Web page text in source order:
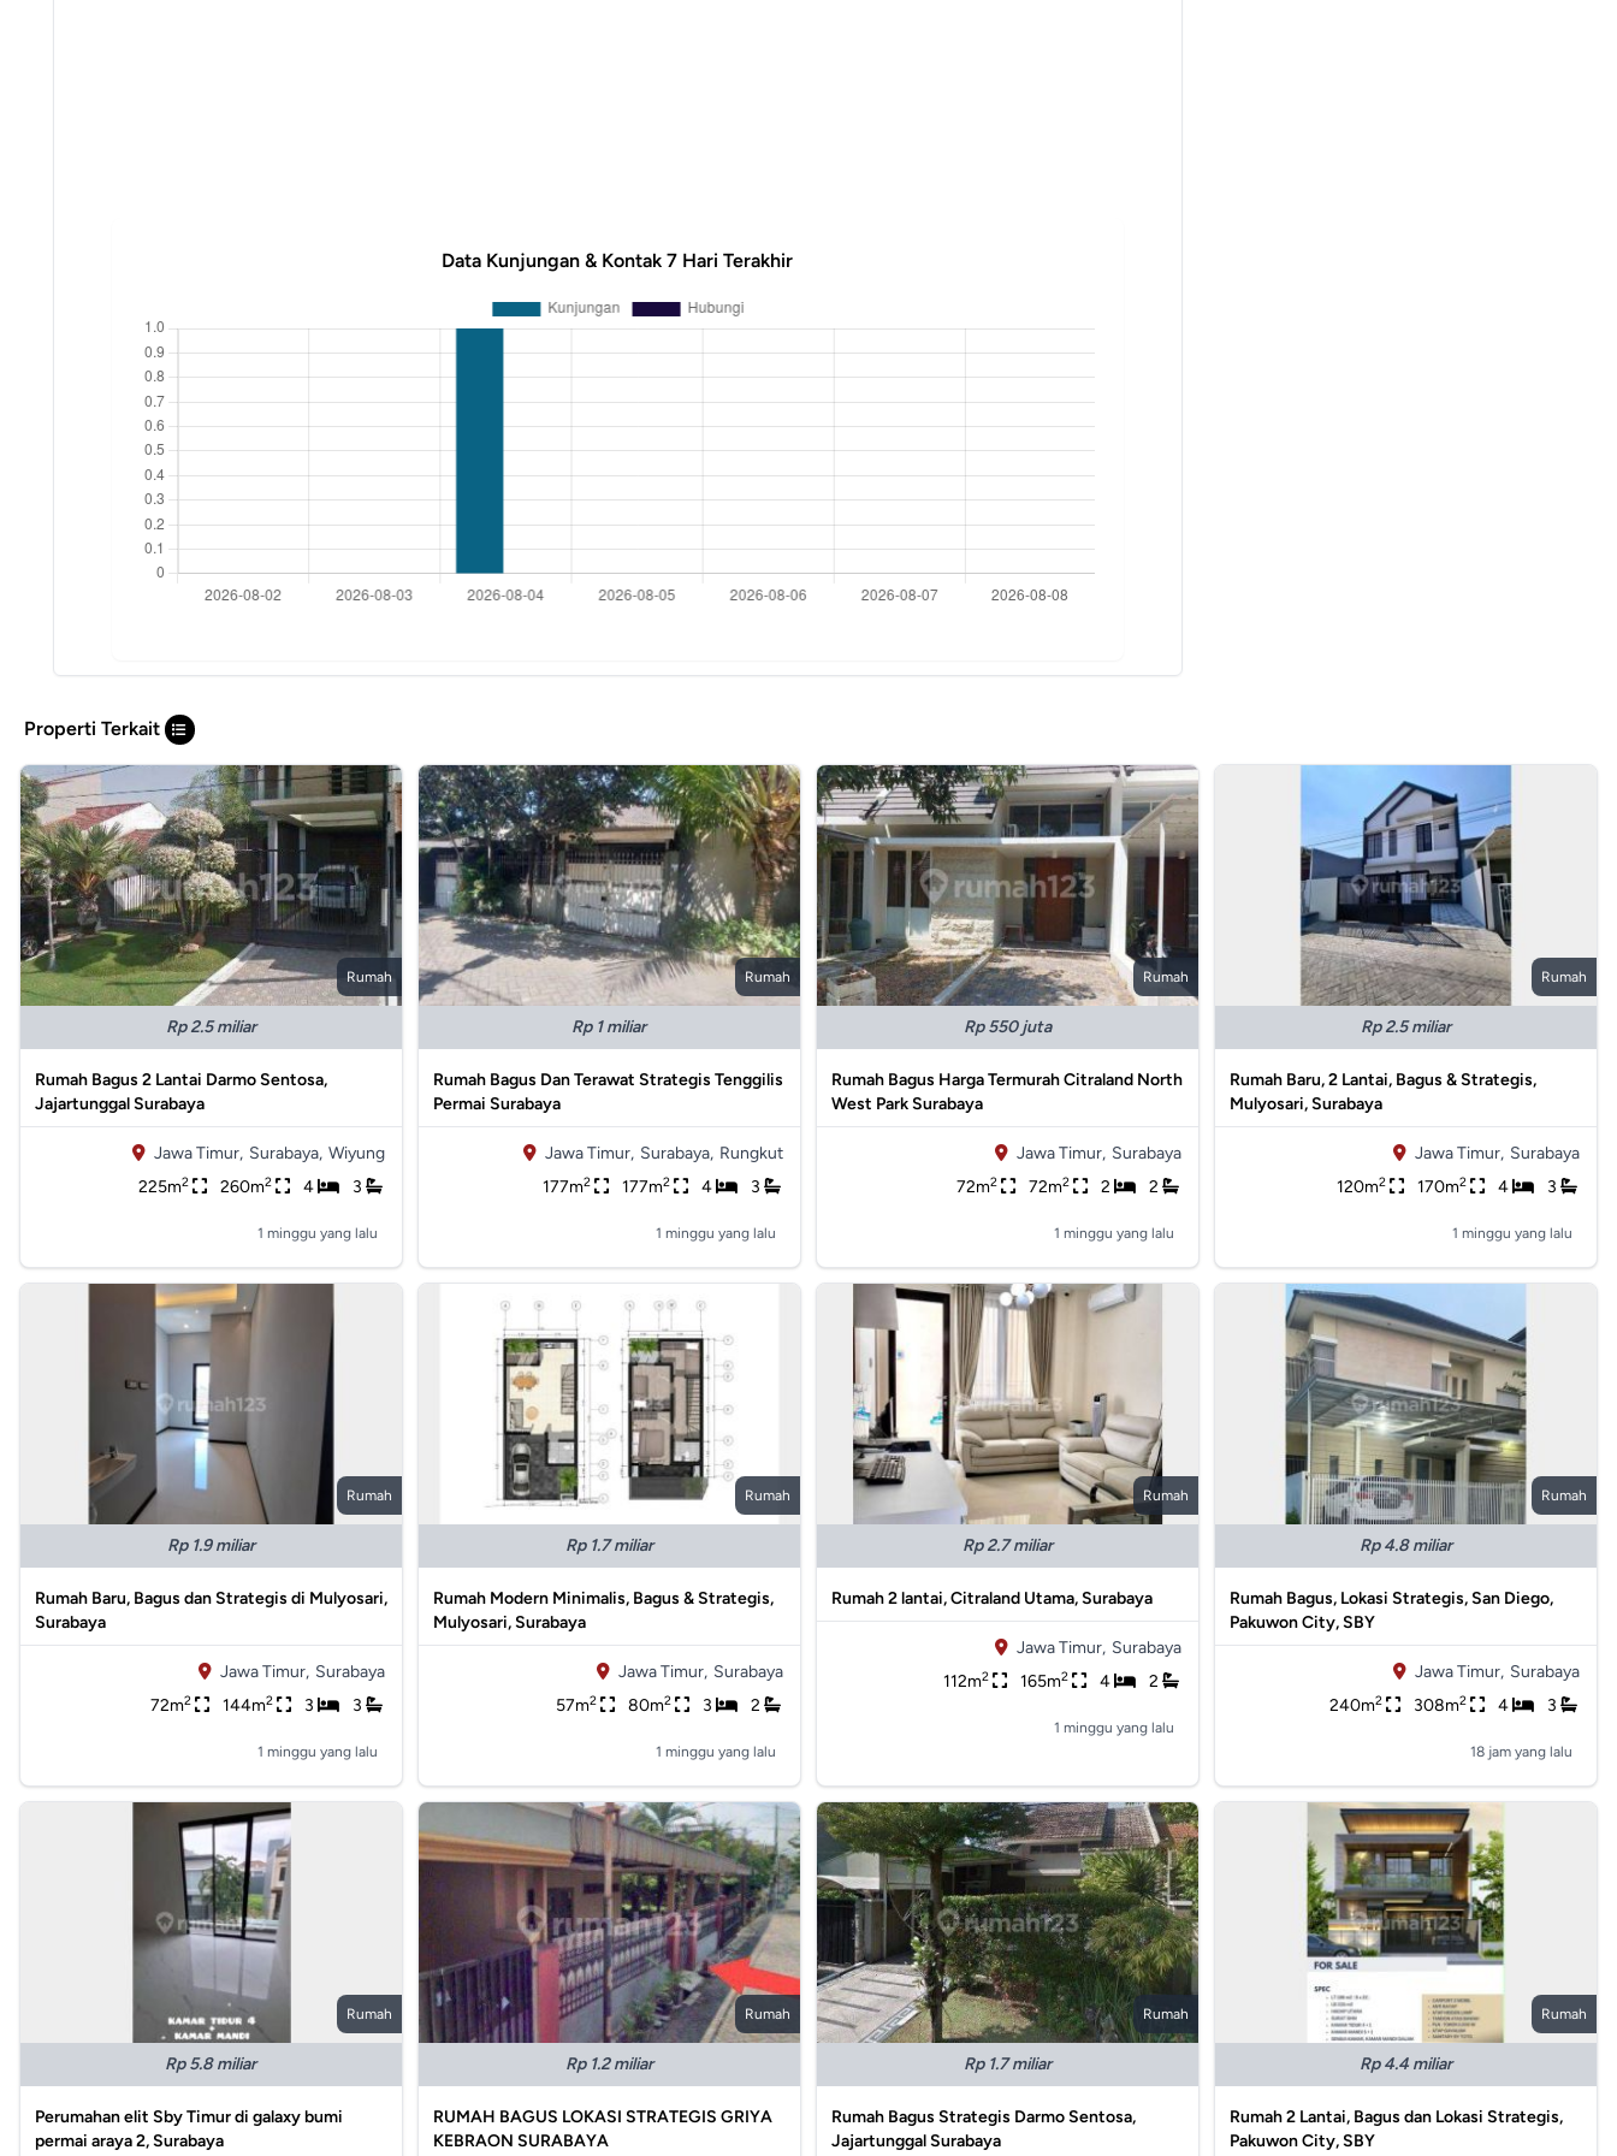
Data Kunjungan & Kontak 7 Hari Terakhir
Properti Terkait
Rumah
Rp 2.5 miliar
Rumah Bagus 2 Lantai Darmo Sentosa,
Jajartunggal Surabaya
Jawa Timur, Surabaya, Wiyung
225m2 260m2 4 3
1 minggu yang lalu
Rumah
Rp 1 miliar
Rumah Bagus Dan Terawat Strategis Tenggilis
Permai Surabaya
Jawa Timur, Surabaya, Rungkut
177m2 177m2 4 3
1 minggu yang lalu
Rumah
Rp 550 juta
Rumah Bagus Harga Termurah Citraland North
West Park Surabaya
Jawa Timur, Surabaya
72m2 72m2 2 2
1 minggu yang lalu
Rumah
Rp 2.5 miliar
Rumah Baru, 2 Lantai, Bagus & Strategis,
Mulyosari, Surabaya
Jawa Timur, Surabaya
120m2 170m2 4 3
1 minggu yang lalu
Rumah
Rp 1.9 miliar
Rumah Baru, Bagus dan Strategis di Mulyosari,
Surabaya
Jawa Timur, Surabaya
72m2 144m2 3 3
1 minggu yang lalu
Rumah
Rp 1.7 miliar
Rumah Modern Minimalis, Bagus & Strategis,
Mulyosari, Surabaya
Jawa Timur, Surabaya
57m2 80m2 3 2
1 minggu yang lalu
Rumah
Rp 2.7 miliar
Rumah 2 lantai, Citraland Utama, Surabaya
Jawa Timur, Surabaya
112m2 165m2 4 2
1 minggu yang lalu
Rumah
Rp 4.8 miliar
Rumah Bagus, Lokasi Strategis, San Diego,
Pakuwon City, SBY
Jawa Timur, Surabaya
240m2 308m2 4 3
18 jam yang lalu
Rumah
Rp 5.8 miliar
Perumahan elit Sby Timur di galaxy bumi
permai araya 2, Surabaya
Rumah
Rp 1.2 miliar
RUMAH BAGUS LOKASI STRATEGIS GRIYA
KEBRAON SURABAYA
Rumah
Rp 1.7 miliar
Rumah Bagus Strategis Darmo Sentosa,
Jajartunggal Surabaya
Rumah
Rp 4.4 miliar
Rumah 2 Lantai, Bagus dan Lokasi Strategis,
Pakuwon City, SBY